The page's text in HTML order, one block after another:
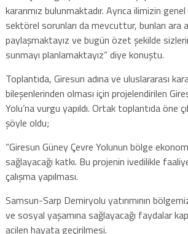
kararımız bulunmaktadır. Ayrıca ilimizin genel
sektörel sorunları da mevcuttur, bunları ara
paylaşmaktayız ve bugün özet şekilde
sunmayı planlamaktayız” diye konuştu.
Toplantıda, Giresun adına ve uluslararası
bileşenlerinden olması için projelendirilen
Yolu’na vurgu yapıldı. Ortak toplantıda öne
şöyle oldu;
“Giresun Güney Çevre Yolunun bölge
sağlayacağı katkı. Bu projenin ivedilikle
çalışma yapılması.
Samsun-Sarp Demiryolu yatırımının
ve sosyal yaşamına sağlayacağı faydalar
acilen hayata geçirilmesi.